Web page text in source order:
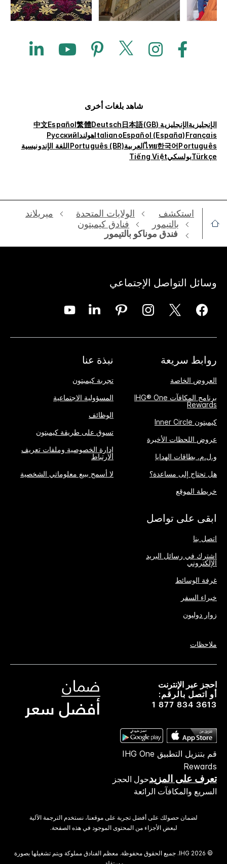
شاهد بلغات أخرى
الإنجليزيةالإنجليزية (GB) 日本語
Deutsch
繁體
Español
中文
Français
Español (España)
ItalianoهولنداРусский
Português
한국어
ไทยالعربيةPortuguês (BR)اللغة الإندونيسية
TürkçeبولسكيTiếng Việt
استكشف الولايات المتحدة
ميريلاند
بالتيمور
فنادق كيمبتون
فندق موناكو بالتيمور
وسائل التواصل الإجتماعي
روابط سريعة
العروض الخاصة
برنامج المكافآت IHG® One
Rewards
كيمبتون Inner Circle
عروض اللحظات الأخيرة
و.ل.م. بطاقات الهدايا
هل تحتاج إلى مساعدة؟
خريطة الموقع
نبذة عنا
تجربة كيمبتون
المسؤولية الاجتماعية
الوظائف
تسوق على طريقة كيمبتون
إدارة الخصوصية وملفات تعريف
الارتباط
لا أسمح ببيع معلوماتي الشخصية
ابقى على تواصل
اتصل بنا
اشترك في رسائل البريد
الإلكتروني
غرفة الوسائط
خبراء السفر
زوار دوليون
ملاحظات
احجز عبر الإنترنت
أو اتصل بالرقم:
1 877 834 3613
قم بتنزيل التطبيق IHG One
Rewards
تعرف على المزيدحول الحجز
السريع والمكافآت الرائعة
لضمان حصولك على أفضل تجربة على موقعنا، نستخدم الترجمة الآلية
لبعض الأجزاء من المحتوى الموجود في هذه الصفحة.
© 2026 IHG. ‫جميع الحقوق محفوظة.‬ معظم الفنادق مملوكة ويتم تشغيلها بصورة